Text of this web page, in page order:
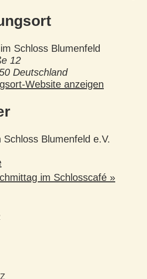
Schloss Blumenfeld
12
Deutschland
Website anzeigen
Schloss Blumenfeld e.V.
im Schlosscafé »